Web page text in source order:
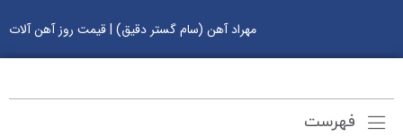
مهراد آهن (سام گستر دقیق) | قیمت روز آهن آلات
فهرست